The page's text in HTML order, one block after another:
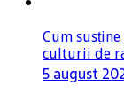
Cum
culturii de
5 august